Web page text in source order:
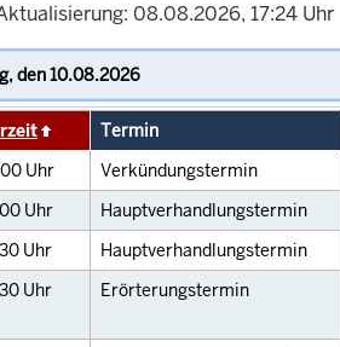
08.08.2026, 17:24 Uhr
Termin
Uhr Verkündungstermin
Uhr Hauptverhandlungstermin
Uhr Hauptverhandlungstermin
Uhr Erörterungstermin